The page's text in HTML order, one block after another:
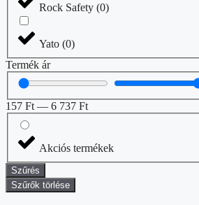
Rock Safety (0)
Yato (0)
Termék ár
157 Ft — 6 737 Ft
Akciós termékek
Szűrés
Szűrők törlése